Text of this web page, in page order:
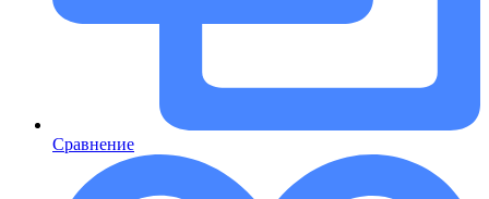
Сравнение